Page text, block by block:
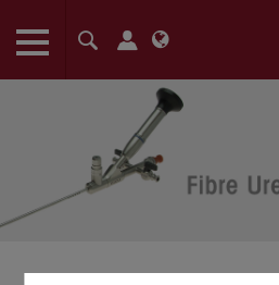
The language setting of your